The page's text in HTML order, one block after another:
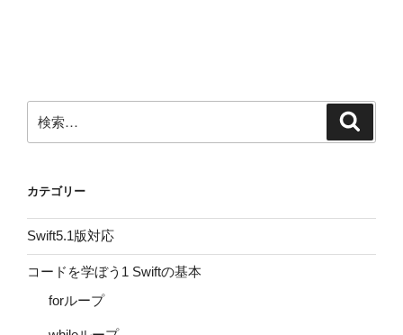
索:
カテゴリー
Swift5.1版対応
コードを学ぼう1 Swiftの基本
forループ